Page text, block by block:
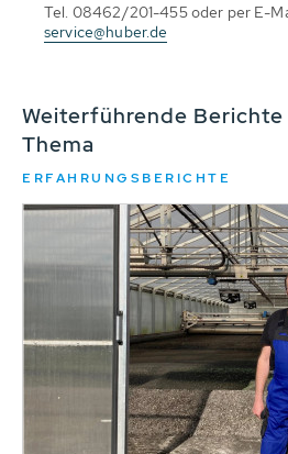
Tel. 08462/201-455 oder per E-
service@huber.de
Weiterführende Berichte
Thema
ERFAHRUNGSBERICHTE